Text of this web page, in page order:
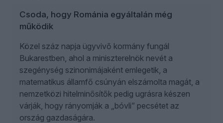
Csoda, hogy Románia egyáltalán még
működik
Közel száz napja ügyvivő kormány fungál
Bukarestben, ahol a miniszterelnök nevét a
szegénység szinonimájaként emlegetik, a
matematikus államfő csúnyán elszámolta magát, a
nemzetközi hitelminősítők pedig ugrásra készen
várják, hogy rányomják a „bóvli” pecsétet az
ország gazdaságára.